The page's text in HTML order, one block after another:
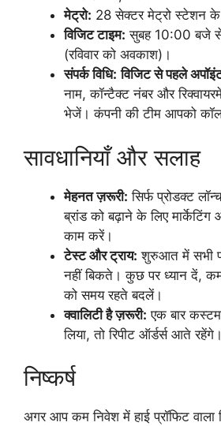
मेट्रो: 28 सेक्टर मेट्रो स्टेशन के
विजिट टाइम: सुबह 10:00 बजे
(रविवार को अवकाश)।
संपर्क विधि: विजिट से पहले
नाम, कॉन्टैक्ट नंबर और
भेजें। कंपनी की टीम आपको
सावधानियाँ और सलाह
मेहनत ज़रूरी: सिर्फ प्रोडक्ट
ब्रांड को बढ़ाने के लिए
काम करें।
टेस्ट और ट्राय: शुरुआत में सभी
नहीं बिकते। कुछ पर ध्यान दें,
को समय रहते बदलें।
क्वालिटी है ज़रूरी: एक बार
लिया, तो रिपीट ऑर्डर्स आते रहेंगे।
निष्कर्ष
अगर आप कम निवेश में हाई प्रॉफिट